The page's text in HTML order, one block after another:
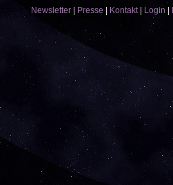
Newsletter Presse Kontakt| Login